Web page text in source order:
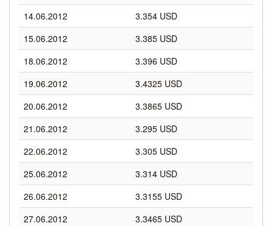
14.06.2012
3.354 USD
15.06.2012
3.385 USD
18.06.2012
3.396 USD
19.06.2012
3.4325 USD
20.06.2012
3.3865 USD
21.06.2012
3.295 USD
22.06.2012
3.305 USD
25.06.2012
3.314 USD
26.06.2012
3.3155 USD
27.06.2012
3.3465 USD